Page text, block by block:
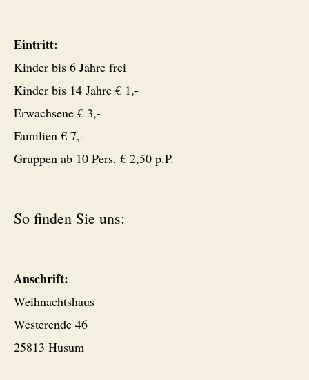
Eintritt:
Kinder bis 6 Jahre frei
Kinder bis 14 Jahre € 1,-
Erwachsene € 3,-
Familien € 7,-
Gruppen ab 10 Pers. € 2,50 p.P.
So finden Sie uns:
Anschrift:
Weihnachtshaus
Westerende 46
25813 Husum